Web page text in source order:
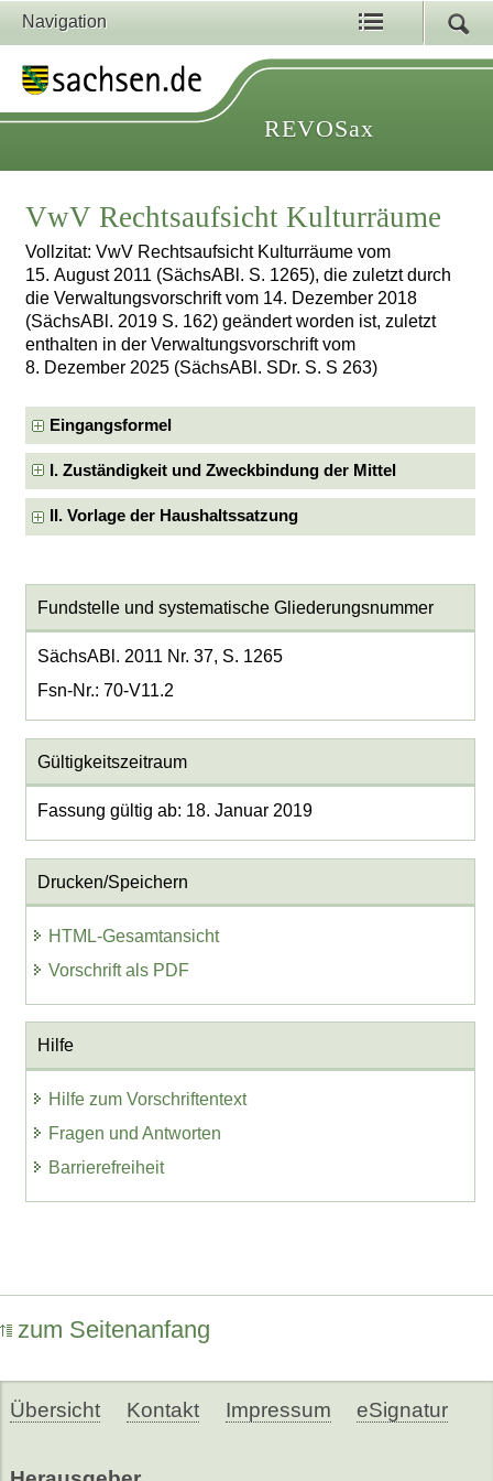
Navigation
REVOSax
VwV Rechtsaufsicht Kulturräume
Vollzitat: VwV Rechtsaufsicht Kulturräume vom
15. August 2011 (SächsABl. S. 1265), die zuletzt durch
die Verwaltungsvorschrift vom 14. Dezember 2018
(SächsABl. 2019 S. 162) geändert worden ist, zuletzt
enthalten in der Verwaltungsvorschrift vom
8. Dezember 2025 (SächsABl. SDr. S. S 263)
Eingangsformel
I. Zuständigkeit und Zweckbindung der Mittel
II. Vorlage der Haushaltssatzung
Fundstelle und systematische Gliederungsnummer
SächsABl. 2011 Nr. 37, S. 1265
Fsn-Nr.: 70-V11.2
Gültigkeitszeitraum
Fassung gültig ab: 18. Januar 2019
Drucken/Speichern
HTML-Gesamtansicht
Vorschrift als PDF
Hilfe
Hilfe zum Vorschriftentext
Fragen und Antworten
Barrierefreiheit
zum Seitenanfang
Übersicht Kontakt Impressum eSignatur